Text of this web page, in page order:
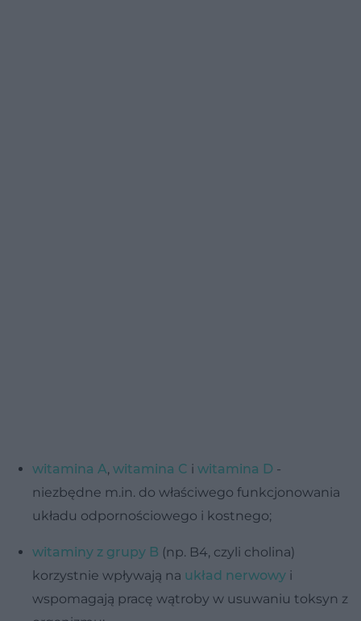
witamina A, witamina C i witamina D -
niezbędne m.in. do właściwego funkcjonowania
układu odpornościowego i kostnego;
witaminy z grupy B (np. B4, czyli cholina)
korzystnie wpływają na układ nerwowy i
wspomagają pracę wątroby w usuwaniu toksyn z